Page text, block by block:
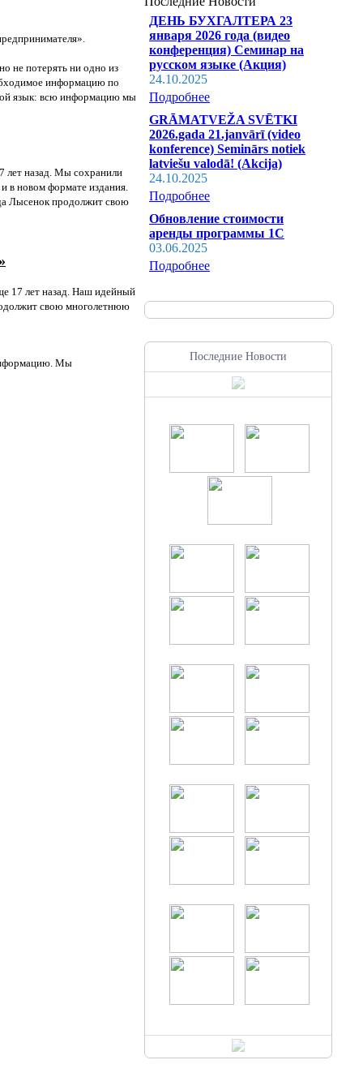
не потерять ни одно из
информацию по
язык: всю информацию мы
лет назад. Мы сохранили
в новом формате издания.
Лысенок продолжит свою
17 лет назад. Наш идейный
свою многолетнюю
Мы
ДЕНЬ БУХГАЛТЕРА 23
января 2026 года (видео
конференция) Семинар на
русском языке (Акция)
24.10.2025
Подробнее
GRĀMATVEŽA SVĒTKI
2026.gada 21.janvārī (video
konference) Seminārs notiek
latviešu valodā! (Akcija)
24.10.2025
Подробнее
Обновление стоимости
аренды программы 1С
03.06.2025
Подробнее
Последние Новости